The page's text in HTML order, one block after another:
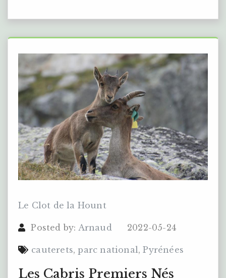
Le Clot de la Hount
Posted by: Arnaud 2022-05-24
cauterets, parc national,Pyrénées
Les Cabris Premiers Nés